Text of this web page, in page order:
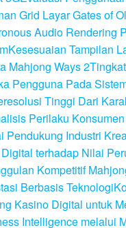
Grid Layar Gates of
Audio Rendering
Kesesuaian Tampilan
Mahjong Ways 2
Pengguna Pada
Tinggi Dari
Perilaku
Industri
terhadap Nilai
Kompetitif
Berbasis Teknologi
Kasino Digital untuk
Intelligence melalui